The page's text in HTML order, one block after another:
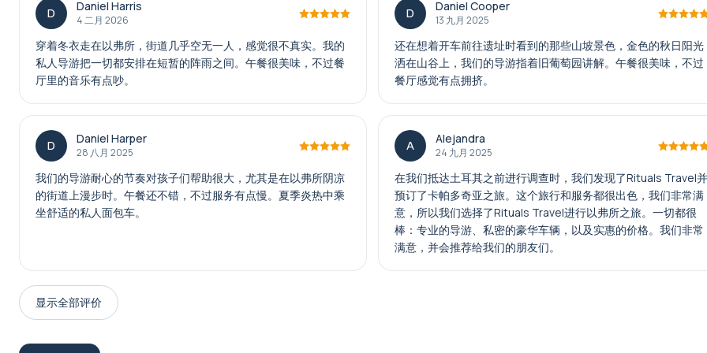
D Daniel Harris
4 二月 2026
穿着冬衣走在以弗所，街道几乎空无一人，感觉很不真实。我的
私人导游把一切都安排在短暂的阵雨之间。午餐很美味，不过餐
厅里的音乐有点吵。
D Daniel Cooper
13 九月 2025
还在想着开车前往遗址时看到的那些山坡景色，金色的秋日阳光
洒在山谷上，我们的导游指着旧葡萄园讲解。午餐很美味，不过
餐厅感觉有点拥挤。
D Daniel Harper
28 八月 2025
我们的导游耐心的节奏对孩子们帮助很大，尤其是在以弗所阴凉
的街道上漫步时。午餐还不错，不过服务有点慢。夏季炎热中乘
坐舒适的私人面包车。
A Alejandra
24 九月 2025
在我们抵达土耳其之前进行调查时，我们发现了Rituals Travel并
预订了卡帕多奇亚之旅。这个旅行和服务都很出色，我们非常满
意，所以我们选择了Rituals Travel进行以弗所之旅。一切都很
棒：专业的导游、私密的豪华车辆，以及实惠的价格。我们非常
满意，并会推荐给我们的朋友们。
显示全部评价